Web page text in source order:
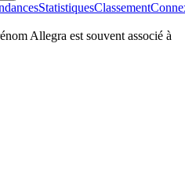
StatistiquesClassement
Allegra est souvent associé à